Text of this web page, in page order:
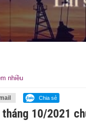
nhiều
Chia sẻ
10/2021